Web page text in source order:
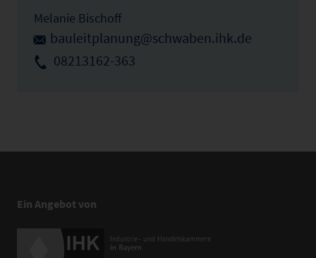
Melanie Bischoff
bauleitplanung@schwaben.ihk.de
08213162-363
Ein Angebot von